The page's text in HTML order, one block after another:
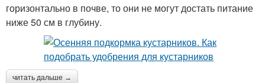
горизонтально в почве, то они не могут достать питание
ниже 50 см в глубину.
читать дальше →